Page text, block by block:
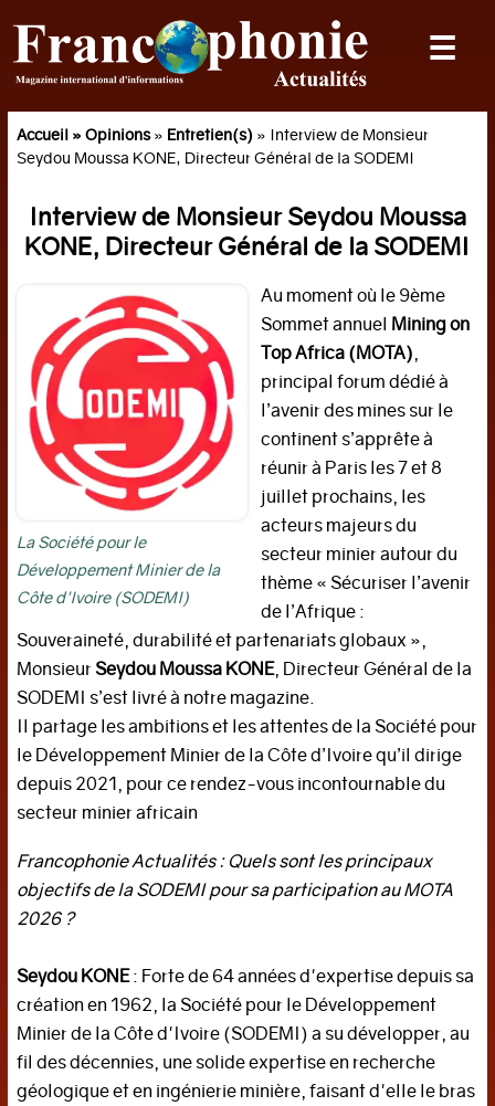
ACTUALITES
Politique
Société
International
Sciences
DOSSIER
Vietnam
ECONOMIE
Economie
Emploi
Développement
éco
SOCIETE-
SPORTS
Police
et
Education
Sports
FRANCOSCOPIE
La
francophonie
Agenda
☰
Accueil »Opinions» Entretien(s) » Interview de Monsieur
Seydou Moussa KONE, Directeur Général de la SODEMI
Interview de Monsieur Seydou Moussa
KONE, Directeur Général de la SODEMI
La Société pour le
Développement Minier de la
Côte d'Ivoire (SODEMI)
Au moment où le 9ème
Sommet annuel Mining on
Top Africa (MOTA),
principal forum dédié à
l’avenir des mines sur le
continent s’apprête à
réunir à Paris les 7 et 8
juillet prochains, les
acteurs majeurs du
secteur minier autour du
thème « Sécuriser l’avenir
de l’Afrique :
Souveraineté, durabilité et partenariats globaux »,
MonsieurSeydou Moussa KONE, Directeur Général de la
SODEMI s’est livré à notre magazine.
Il partage les ambitions et les attentes de la Société pour
le Développement Minier de la Côte d’Ivoire qu’il dirige
depuis 2021, pour ce rendez-vous incontournable du
secteur minier africain
Francophonie Actualités : Quels sont les principaux
objectifs de la SODEMI pour sa participation au MOTA
2026 ?
Seydou KONE: Forte de 64 années d'expertise depuis sa
création en 1962, la Société pour le Développement
Minier de la Côte d'Ivoire (SODEMI) a su développer, au
fil des décennies, une solide expertise en recherche
géologique et en ingénierie minière, faisant d'elle le bras